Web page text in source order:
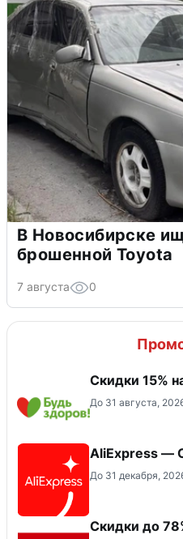
В Новосибирске
брошенной Toyota
7 августа 0
Скидки 15%
До 31 августа,
AliExpress —
До 31 декабря,
Скидки до